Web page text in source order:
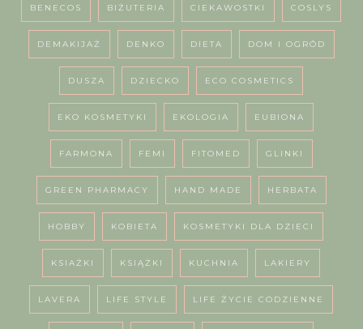
BENECOS BIŻUTERIA CIEKAWOSTKI COSLYS
DEMAKIJAŻ DENKO DIETA DOM I OGRÓD
DUSZA DZIECKO ECO COSMETICS
EKO KOSMETYKI EKOLOGIA EUBIONA
FARMONA FEMI FITOMED GLINKI
GREEN PHARMACY HAND MADE HERBATA
HOBBY KOBIETA KOSMETYKI DLA DZIECI
KSIAŻKI KSIĄŻKI KUCHNIA LAKIERY
LAVERA LIFE STYLE LIFE ŻYCIE CODZIENNE